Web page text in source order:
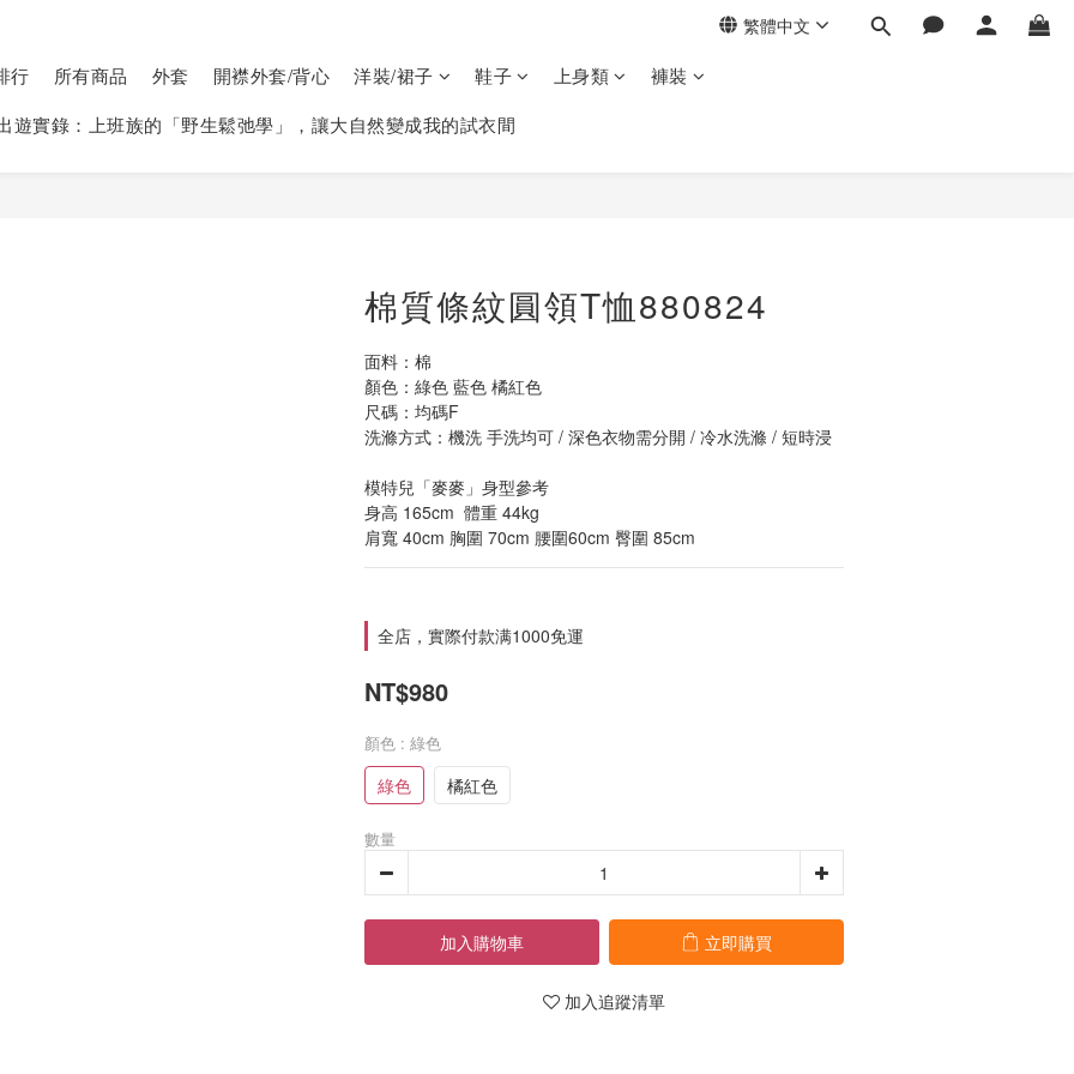
繁體中文
行 所有商品 外套 開襟外套/背心 洋裝/裙子 鞋子 上身類
褲裝
遊實錄：上班族的「野生鬆弛學」，讓大自然變成我的試衣間
棉質條紋圓領T恤880824
面料：棉
顏色：綠色 藍色 橘紅色
尺碼：均碼F
洗滌方式：機洗 手洗均可 / 深色衣物需分開 / 冷水洗滌 / 短時浸
模特兒「麥麥」身型參考
身高 165cm  體重 44kg
肩寬 40cm 胸圍 70cm 腰圍60cm 臀圍 85cm
全店，實際付款满1000免運
NT$980
顏色 : 綠色
綠色 橘紅色
數量
加入購物車 立即購買
加入追蹤清單